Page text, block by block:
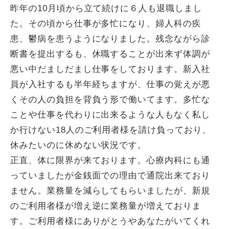
昨年の10月頃から立て続けに６人も退職しまし
た。その頃から仕事が多忙になり、婦人科の疾
患、鬱病を患うようになりました。残念ながら診
断書を提出するも、休職することが出来ず体調が
悪い中だましだまし仕事をしております。新入社
員が入社するも半年経ちますが、仕事の覚えが悪
くその人の負担を背負う形で働いてます。多忙な
ことや仕事を代わりに出来るような人もなく私し
か行けない18人のご利用者様を請け負っており、
休みたいのに休めない状況です。
正直、体に限界が来ております。心療内科にも通
っていましたが金銭面での理由で通院出来ており
ません。業務量を減らしてもらいましたが、新規
のご利用者様が増え逆に業務量が増えておりま
す。ご利用者様にありがとうやあなたがいてくれ